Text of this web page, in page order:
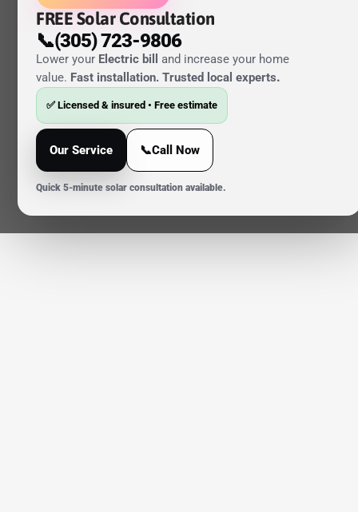
FREE Solar Consultation
📞(305) 723-9806
Lower your Electric bill
and increase your home
value. Fast installation. Trusted local experts.
✅ Licensed & insured • Free estimate
Our Service 📞Call Now
Quick 5-minute solar consultation available.